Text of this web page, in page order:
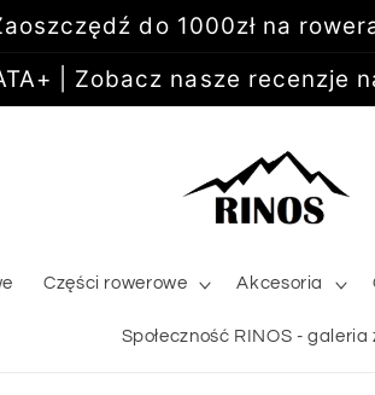
do 1000zł na
| Zobacz nasze recenzje
Części rowerowe Akcesoria
Społeczność RINOS - galeria